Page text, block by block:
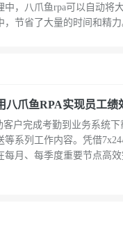
中，八爪鱼rpa可以自动将
节省了大量的时间和精力
八爪鱼RPA实现员工绩
客户完成考勤到业务系统
系列工作内容。凭借7x24
每月、每季度重要节点高